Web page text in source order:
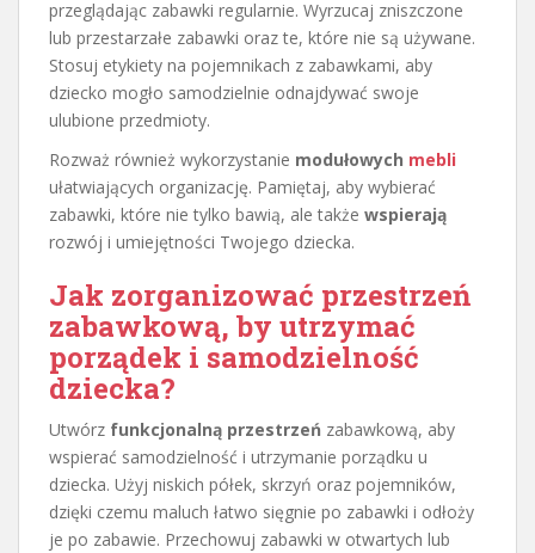
przeglądając zabawki regularnie. Wyrzucaj zniszczone
lub przestarzałe zabawki oraz te, które nie są używane.
Stosuj etykiety na pojemnikach z zabawkami, aby
dziecko mogło samodzielnie odnajdywać swoje
ulubione przedmioty.
Rozważ również wykorzystanie modułowych mebli
ułatwiających organizację. Pamiętaj, aby wybierać
zabawki, które nie tylko bawią, ale także wspierają
rozwój i umiejętności Twojego dziecka.
Jak zorganizować przestrzeń
zabawkową, by utrzymać
porządek i samodzielność
dziecka?
Utwórz funkcjonalną przestrzeń zabawkową, aby
wspierać samodzielność i utrzymanie porządku u
dziecka. Użyj niskich półek, skrzyń oraz pojemników,
dzięki czemu maluch łatwo sięgnie po zabawki i odłoży
je po zabawie. Przechowuj zabawki w otwartych lub